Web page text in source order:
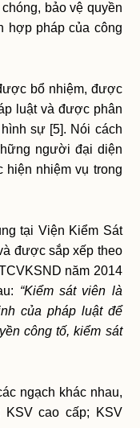
bảo vệ quyền
hợp pháp của công
bổ nhiệm, được
luật và được phân
sự [5]. Nói cách
người đại diện
hiện nhiệm vụ trong
tại Viện Kiểm Sát
được sắp xếp theo
năm 2014
“Kiểm sát viên là
của pháp luật để
công tố, kiểm sát
ngạch khác nhau,
KSV cao cấp; KSV